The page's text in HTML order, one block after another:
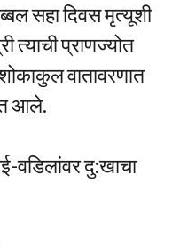
सहा दिवस मृत्यूशी
त्याची प्राणज्योत
वातावरणात
आले.
वडिलांवर दु:खाचा